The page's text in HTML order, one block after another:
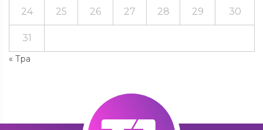
« Тра
24 25 26 27 28 29 30
31